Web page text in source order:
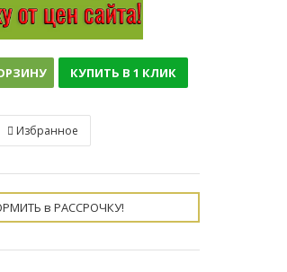
КУПИТЬ В 1 КЛИК
Избранное
в РАССРОЧКУ!